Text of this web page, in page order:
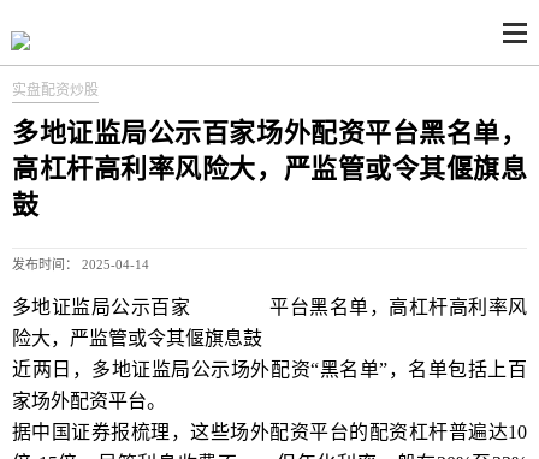
实盘配资炒股
多地证监局公示百家场外配资平台黑名单，
高杠杆高利率风险大，严监管或令其偃旗息
鼓
发布时间： 2025-04-14
多地证监局公示百家 场外配资平台黑名单，高杠杆高利率风
险大，严监管或令其偃旗息鼓
近两日，多地证监局公示场外配资“黑名单”，名单包括上百
家场外配资平台。
据中国证券报梳理，这些场外配资平台的配资杠杆普遍达10